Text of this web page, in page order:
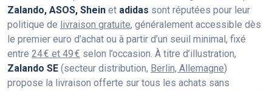
Zalando, ASOS, Shein et adidas sont réputées pour leur
politique de livraison gratuite, généralement accessible dès
le premier euro d’achat ou à partir d’un seuil minimal, fixé
entre 24 € et 49 € selon l’occasion. À titre d’illustration,
Zalando SE (secteur distribution, Berlin, Allemagne)
propose la livraison offerte sur tous les achats sans